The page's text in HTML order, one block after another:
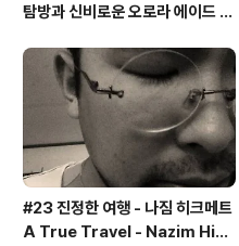
탐방과 신비로운 오로라 에이드 체
#23 진정한 여행 - 나짐 히크메트
A True Travel - Nazim Hik